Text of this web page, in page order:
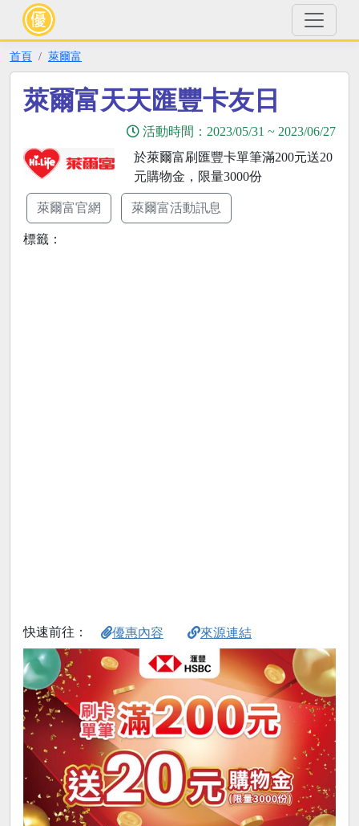
首頁 萊爾富
萊爾富天天匯豐卡友日
活動時間： 2023/05/31 ~ 2023/06/27
於萊爾富刷匯豐卡單筆滿200元送20
元購物金，限量3000份
萊爾富官網 萊爾富活動訊息
標籤：
快速前往： 優惠內容 來源連結